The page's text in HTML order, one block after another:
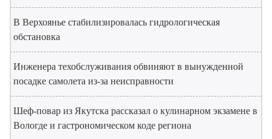
В Верхоянье стабилизировалась гидрологическая
обстановка
Инженера техобслуживания обвиняют в вынужденной
посадке самолета из-за неисправности
Шеф-повар из Якутска рассказал о кулинарном экзамене в
Вологде и гастрономическом коде региона